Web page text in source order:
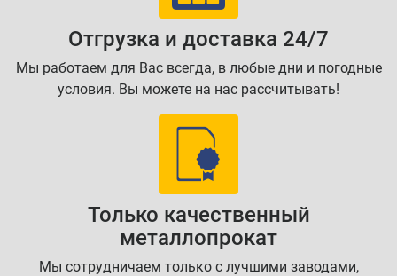
Отгрузка и доставка 24/7
Мы работаем для Вас всегда, в любые дни и погодные
условия. Вы можете на нас рассчитывать!
Только качественный
металлопрокат
Мы сотрудничаем только с лучшими заводами,